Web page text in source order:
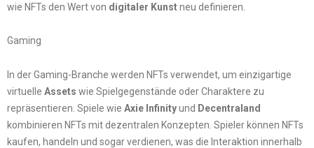
wie NFTs den Wert von digitaler Kunstneu definieren.
Gaming
In der Gaming-Branche werden NFTs verwendet, um einzigartige
virtuelle Assets wie Spielgegenstände oder Charaktere zu
repräsentieren. Spiele wie Axie Infinityund Decentraland
kombinieren NFTs mit dezentralen Konzepten. Spieler können NFTs
kaufen, handeln und sogar verdienen, was die Interaktion innerhalb